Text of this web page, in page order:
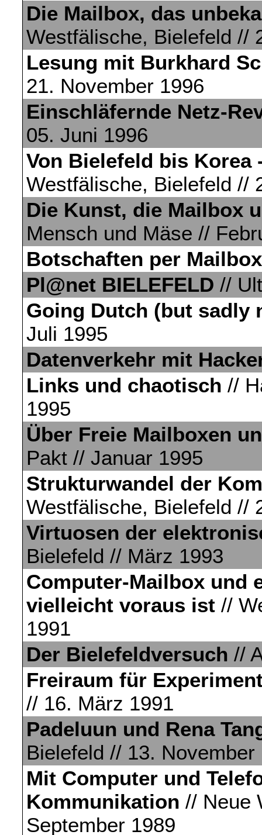
Die Mailbox, das
Westfälische, Bielefeld //
Lesung mit Burkhard
21. November 1996
Einschläfernde Netz-
05. Juni 1996
Von Bielefeld bis Korea
Westfälische, Bielefeld //
Die Kunst, die Mailbox
Mensch und Mäse //
Botschaften per Mailbox
Pl@net BIELEFELD //
Going Dutch (but sadly
Juli 1995
Datenverkehr mit
Links und chaotisch //
1995
Über Freie Mailboxen
Pakt // Januar 1995
Strukturwandel der
Westfälische, Bielefeld //
Virtuosen der
Bielefeld // März 1993
Computer-Mailbox und
vielleicht voraus ist //
1991
Der Bielefeldversuch //
Freiraum für
// 16. März 1991
Padeluun und Rena
Bielefeld // 13. November
Mit Computer und
Kommunikation // Neue
September 1989